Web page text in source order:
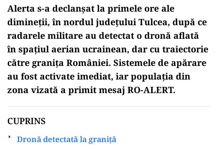
Alerta s-a declanșat la primele ore ale
dimineții, în nordul județului Tulcea, după ce
radarele militare au detectat o dronă aflată
în spațiul aerian ucrainean, dar cu traiectorie
către granița României. Sistemele de apărare
au fost activate imediat, iar populația din
zona vizată a primit mesaj RO-ALERT.
CUPRINS
Dronă detectată la graniță